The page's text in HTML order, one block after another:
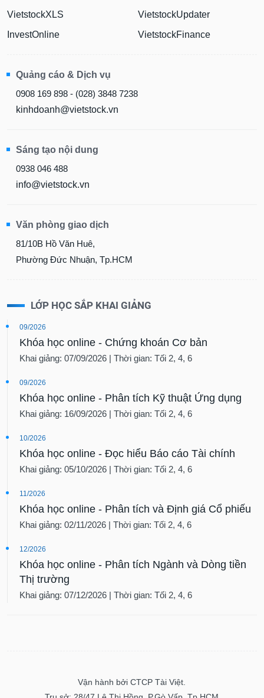
VietstockXLS
InvestOnline
VietstockUpdater
VietstockFinance
Quảng cáo & Dịch vụ
0908 169 898 - (028) 3848 7238
kinhdoanh@vietstock.vn
Sáng tạo nội dung
0938 046 488
info@vietstock.vn
Văn phòng giao dịch
81/10B Hồ Văn Huê,
Phường Đức Nhuận, Tp.HCM
LỚP HỌC SẮP KHAI GIẢNG
09/2026
Khóa học online - Chứng khoán Cơ bản
Khai giảng: 07/09/2026 | Thời gian: Tối 2, 4, 6
09/2026
Khóa học online - Phân tích Kỹ thuật Ứng dụng
Khai giảng: 16/09/2026 | Thời gian: Tối 2, 4, 6
10/2026
Khóa học online - Đọc hiểu Báo cáo Tài chính
Khai giảng: 05/10/2026 | Thời gian: Tối 2, 4, 6
11/2026
Khóa học online - Phân tích và Định giá Cổ phiếu
Khai giảng: 02/11/2026 | Thời gian: Tối 2, 4, 6
12/2026
Khóa học online - Phân tích Ngành và Dòng tiền
Thị trường
Khai giảng: 07/12/2026 | Thời gian: Tối 2, 4, 6
Vận hành bởi CTCP Tài Việt.